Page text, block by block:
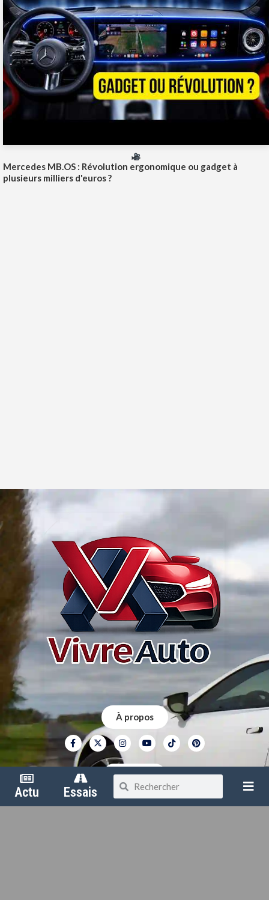
Mercedes MB.OS : Révolution ergonomique ou gadget à
plusieurs milliers d'euros ?
À propos
Contact
Actu Essais